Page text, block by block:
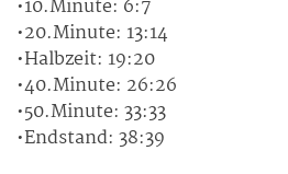
•10.Minute: 6:7
•20.Minute: 13:14
•Halbzeit: 19:20
•40.Minute: 26:26
•50.Minute: 33:33
•Endstand: 38:39